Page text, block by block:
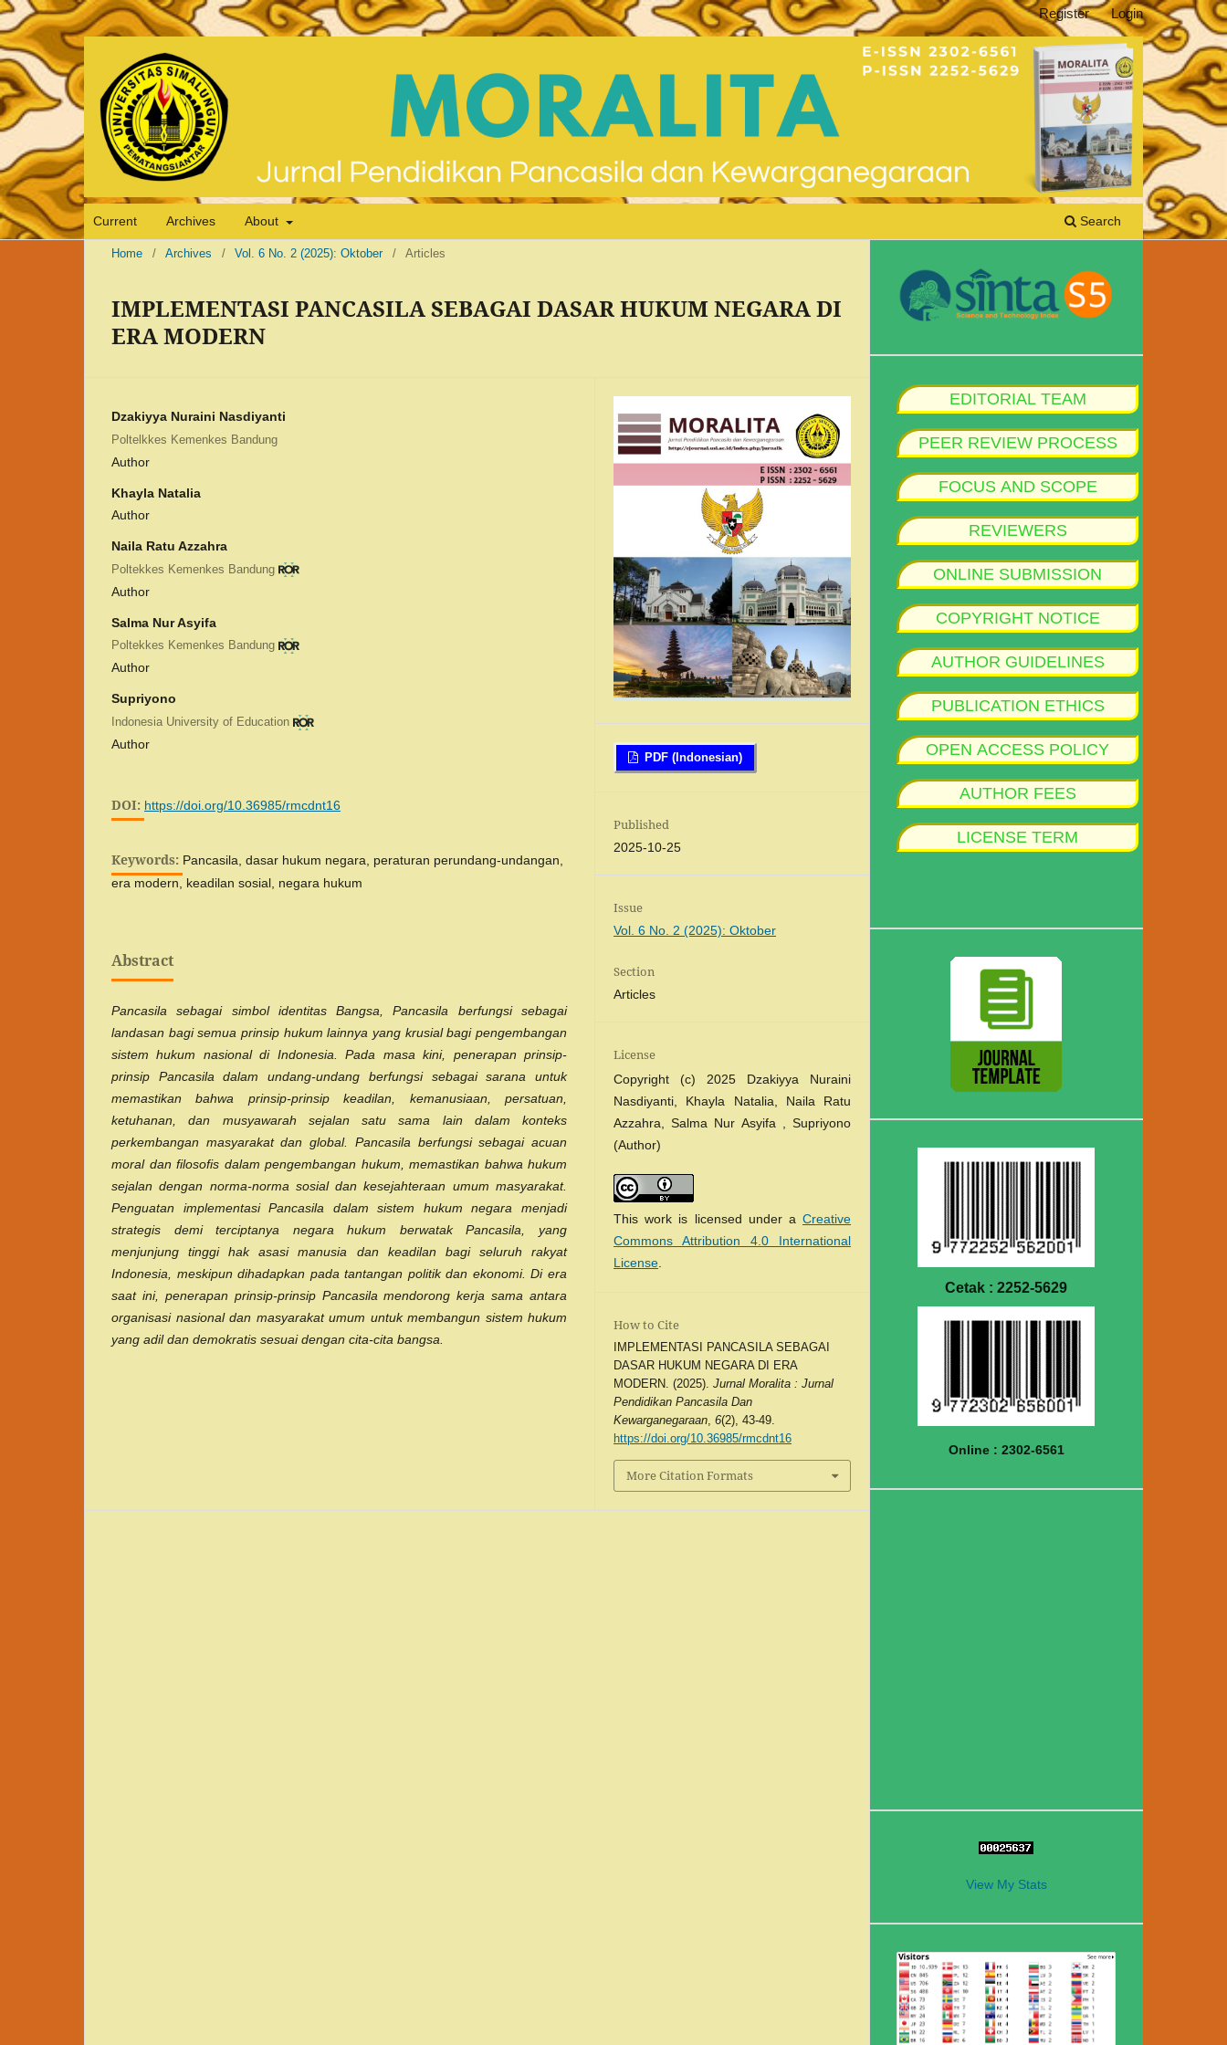
Current Archives About Search
Register Login
Home / Archives / Vol. 6 No. 2 (2025): Oktober / Articles
IMPLEMENTASI PANCASILA SEBAGAI DASAR HUKUM NEGARA DI
ERA MODERN
Dzakiyya Nuraini Nasdiyanti
Poltelkkes Kemenkes Bandung
Author
Khayla Natalia
Author
Naila Ratu Azzahra
Poltekkes Kemenkes Bandung
Author
Salma Nur Asyifa
Poltekkes Kemenkes Bandung
Author
Supriyono
Indonesia University of Education
Author
DOI: https://doi.org/10.36985/rmcdnt16
Keywords: Pancasila, dasar hukum negara, peraturan perundang-undangan,
era modern, keadilan sosial, negara hukum
Abstract
Pancasila sebagai simbol identitas Bangsa, Pancasila berfungsi sebagai
landasan bagi semua prinsip hukum lainnya yang krusial bagi pengembangan
sistem hukum nasional di Indonesia. Pada masa kini, penerapan prinsip-
prinsip Pancasila dalam undang-undang berfungsi sebagai sarana untuk
memastikan bahwa prinsip-prinsip keadilan, kemanusiaan, persatuan,
ketuhanan, dan musyawarah sejalan satu sama lain dalam konteks
perkembangan masyarakat dan global. Pancasila berfungsi sebagai acuan
moral dan filosofis dalam pengembangan hukum, memastikan bahwa hukum
sejalan dengan norma-norma sosial dan kesejahteraan umum masyarakat.
Penguatan implementasi Pancasila dalam sistem hukum negara menjadi
strategis demi terciptanya negara hukum berwatak Pancasila, yang
menjunjung tinggi hak asasi manusia dan keadilan bagi seluruh rakyat
Indonesia, meskipun dihadapkan pada tantangan politik dan ekonomi. Di era
saat ini, penerapan prinsip-prinsip Pancasila mendorong kerja sama antara
organisasi nasional dan masyarakat umum untuk membangun sistem hukum
yang adil dan demokratis sesuai dengan cita-cita bangsa.
PDF (Indonesian)
Published
2025-10-25
Issue
Vol. 6 No. 2 (2025): Oktober
Section
Articles
License
Copyright (c) 2025 Dzakiyya Nuraini
Nasdiyanti, Khayla Natalia, Naila Ratu
Azzahra, Salma Nur Asyifa , Supriyono
(Author)
This work is licensed under a Creative
Commons Attribution 4.0 International
License
How to Cite
IMPLEMENTASI PANCASILA SEBAGAI
DASAR HUKUM NEGARA DI ERA
MODERN. (2025).Jurnal Moralita : Jurnal
Pendidikan Pancasila Dan
Kewarganegaraan,6(2), 43-49.
https://doi.org/10.36985/rmcdnt16
More Citation Formats
EDITORIAL TEAM
PEER REVIEW PROCESS
FOCUS AND SCOPE
REVIEWERS
ONLINE SUBMISSION
COPYRIGHT NOTICE
AUTHOR GUIDELINES
PUBLICATION ETHICS
OPEN ACCESS POLICY
AUTHOR FEES
LICENSE TERM
Cetak : 2252-5629
Online : 2302-6561
View My Stats